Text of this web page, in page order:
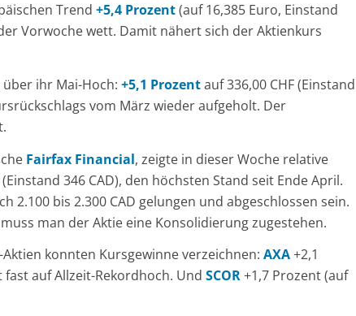
Trend +5,4 Prozent(auf 16,385 Euro, Einstand
Vorwoche wett. Damit nähert sich der Aktienkurs
ihr Mai-Hoch: +5,1 Prozentauf 336,00 CHF (Einstand
vom März wieder aufgeholt. Der
Fairfax Financial, zeigte in dieser Woche relative
(Einstand 346 CAD), den höchsten Stand seit Ende April.
bis 2.300 CAD gelungen und abgeschlossen sein.
man der Aktie eine Konsolidierung zugestehen.
konnten Kursgewinne verzeichnen: AXA+2,1
auf Allzeit-Rekordhoch. Und SCOR+1,7 Prozent (auf